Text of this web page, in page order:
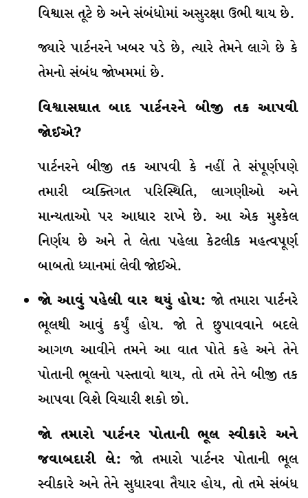
વિશ્વાસ તૂટે છે અને સંબંધોમાં અસુરક્ષા ઉભી થાય છે.
જ્યારે પાર્ટનરને ખબર પડે છે, ત્યારે તેમને લાગે છે કે
તેમનો સંબંધ જોખમમાં છે.
વિશ્વાસઘાત બાદ પાર્ટનરને બીજી તક આપવી
જોઈએ?
પાર્ટનરને બીજી તક આપવી કે નહીં તે સંપૂર્ણપણે
તમારી વ્યક્તિગત પરિસ્થિતિ, લાગણીઓ અને
માન્યતાઓ પર આધાર રાખે છે. આ એક મુશ્કેલ
નિર્ણય છે અને તે લેતા પહેલા કેટલીક મહત્વપૂર્ણ
બાબતો ધ્યાનમાં લેવી જોઈએ.
જો આવું પહેલી વાર થયું હોય: જો તમારા પાર્ટનરે
ભૂલથી આવું કર્યું હોય. જો તે છુપાવવાને બદલે
આગળ આવીને તમને આ વાત પોતે કહે અને તેને
પોતાની ભૂલનો પસ્તાવો થાય, તો તમે તેને બીજી તક
આપવા વિશે વિચારી શકો છો.
જો તમારો પાર્ટનર પોતાની ભૂલ સ્વીકારે અને
જવાબદારી લે: જો તમારો પાર્ટનર પોતાની ભૂલ
સ્વીકારે અને તેને સુધારવા તૈયાર હોય, તો તમે સંબંધ